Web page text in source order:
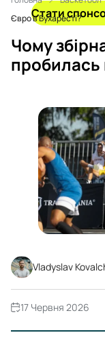
Стати
Євро в Бухаресті?
Чому
пробилась
Vladyslav
17 Червня 2026